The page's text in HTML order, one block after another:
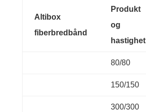
Altibox
fiberbredbånd
Produkt
og
hastighet
80/80
150/150
300/300